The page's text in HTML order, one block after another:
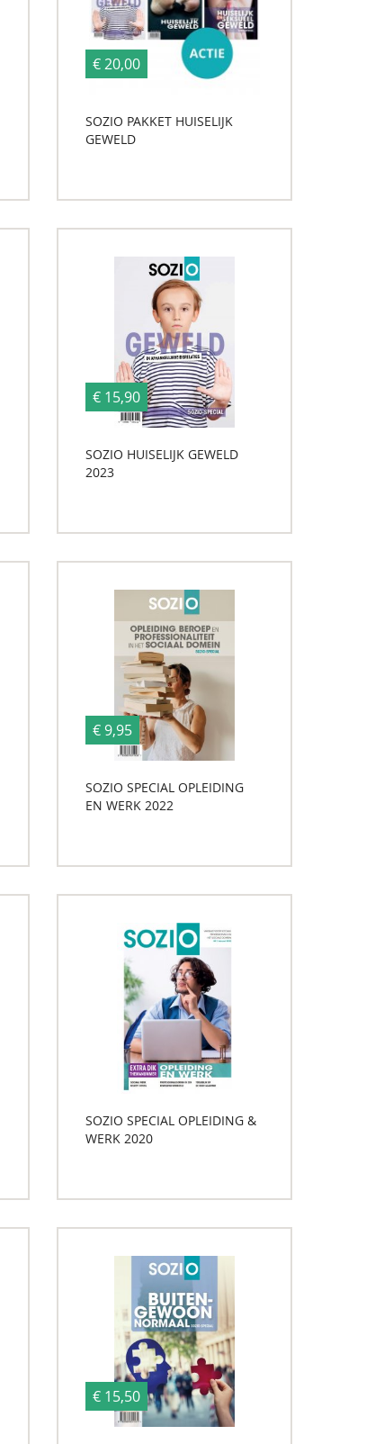
€ 20,00
SOZIO PAKKET HUISELIJK
GEWELD
€ 15,90
SOZIO HUISELIJK GEWELD
2023
€ 9,95
SOZIO SPECIAL OPLEIDING
EN WERK 2022
SOZIO SPECIAL OPLEIDING &
WERK 2020
€ 15,50